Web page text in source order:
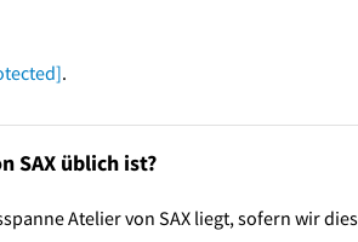
.
SAX üblich ist?
Atelier von SAX liegt, sofern wir